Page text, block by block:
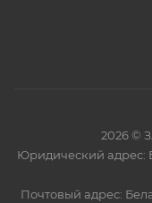
2026 ©
Юридический адрес:
Почтовый адрес: